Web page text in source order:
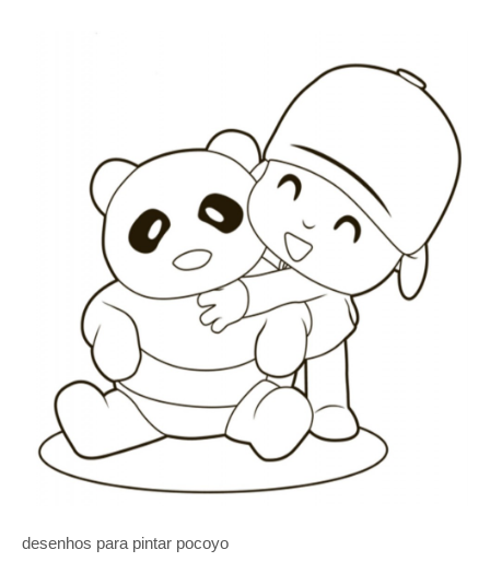
desenhos para pintar pocoyo